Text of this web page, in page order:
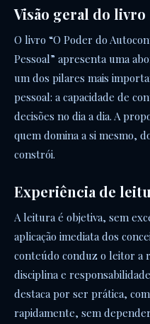
Visão geral do livro
O livro “O Poder do
Pessoal” apresenta uma
um dos pilares mais
pessoal: a capacidade de
decisões no dia a dia. A
quem domina a si mesmo,
constrói.
Experiência de
A leitura é objetiva, sem
aplicação imediata dos
conteúdo conduz o leitor a
disciplina e
destaca por ser prática,
rapidamente, sem